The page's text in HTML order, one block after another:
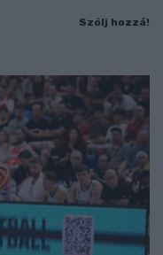
Szólj hozzá!